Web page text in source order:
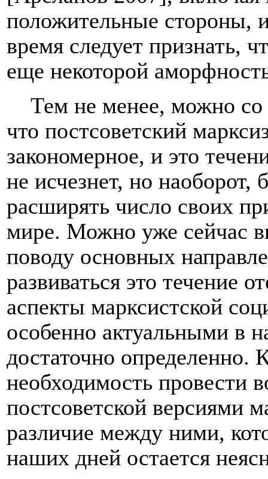
положительные стороны,
время следует признать,
еще некоторой
Тем не менее, можно со
что постсоветский
закономерное, и это
не исчезнет, но наоборот,
расширять число своих
мире. Можно уже сейчас
поводу основных
развиваться это течение
аспекты марксистской
особенно актуальными в
достаточно определенно.
необходимость провести
постсоветской версиями
различие между ними,
наших дней остается